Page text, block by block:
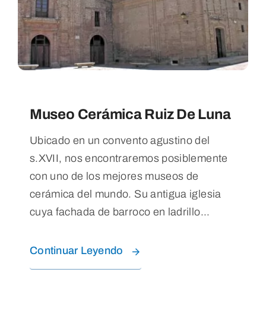
Museo Cerámica Ruiz De Luna
Ubicado en un convento agustino del
s.XVII, nos encontraremos posiblemente
con uno de los mejores museos de
cerámica del mundo. Su antigua iglesia
cuya fachada de barroco en ladrillo...
Continuar Leyendo